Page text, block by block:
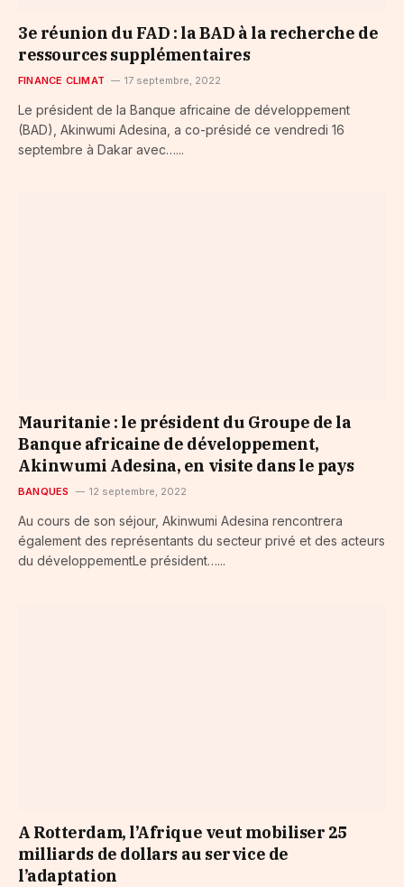
3e réunion du FAD : la BAD à la recherche de
ressources supplémentaires
FINANCE CLIMAT 17 septembre, 2022
Le président de la Banque africaine de développement
(BAD), Akinwumi Adesina, a co-présidé ce vendredi 16
septembre à Dakar avec…...
Mauritanie : le président du Groupe de la
Banque africaine de développement,
Akinwumi Adesina, en visite dans le pays
BANQUES 12 septembre, 2022
Au cours de son séjour, Akinwumi Adesina rencontrera
également des représentants du secteur privé et des acteurs
du développementLe président…...
A Rotterdam, l’Afrique veut mobiliser 25
milliards de dollars au service de
l’adaptation